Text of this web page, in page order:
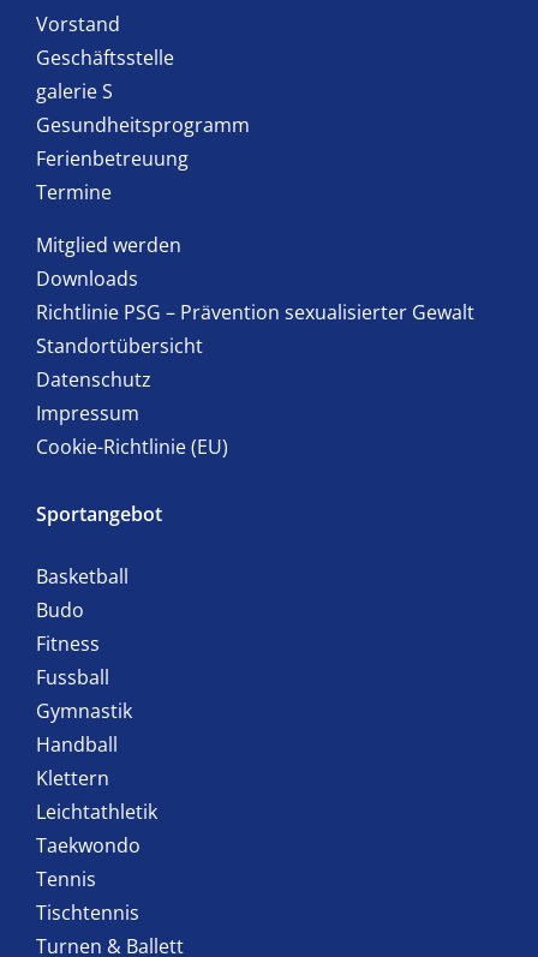
Vorstand
Geschäftsstelle
galerie S
Gesundheitsprogramm
Ferienbetreuung
Termine
Mitglied werden
Downloads
Richtlinie PSG – Prävention sexualisierter Gewalt
Standortübersicht
Datenschutz
Impressum
Cookie-Richtlinie (EU)
Sportangebot
Basketball
Budo
Fitness
Fussball
Gymnastik
Handball
Klettern
Leichtathletik
Taekwondo
Tennis
Tischtennis
Turnen & Ballett